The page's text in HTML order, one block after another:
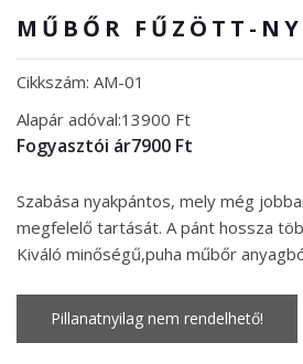
MŰBŐR FŰZÖTT-
Cikkszám: AM-01
Alapár adóval:13900 Ft
Fogyasztói ár7900 Ft
Szabása nyakpántos, mely még
megfelelő tartását. A pánt hossza
Kiváló minőségű,puha műbőr